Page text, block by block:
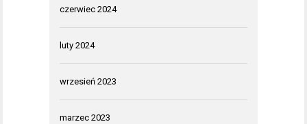
czerwiec 2024
luty 2024
wrzesień 2023
marzec 2023